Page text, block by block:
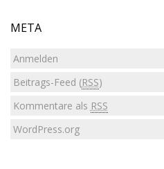
META
Anmelden
Beitrags-Feed (RSS)
Kommentare als RSS
WordPress.org